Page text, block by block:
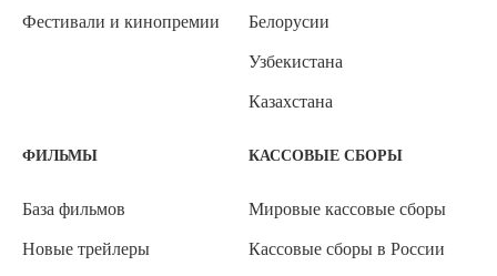
Фестивали и кинопремии Белорусии
Узбекистана
Казахстана
ФИЛЬМЫ
База фильмов
Новые трейлеры
КАССОВЫЕ СБОРЫ
Мировые кассовые сборы
Кассовые сборы в России